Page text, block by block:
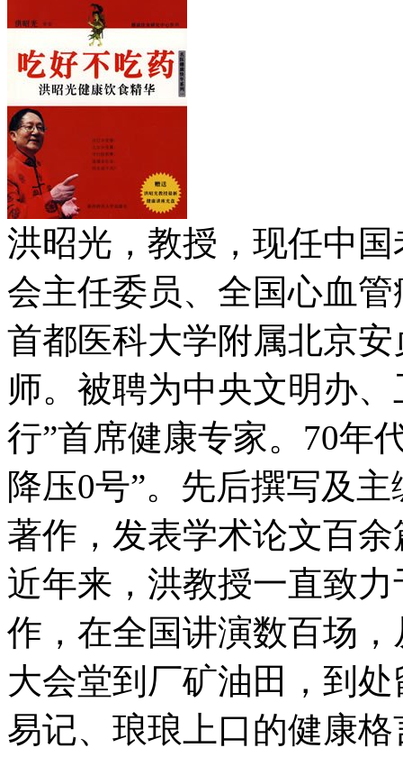
洪昭光，教授，现任中
会主任委员、全国心血
首都医科大学附属北京
师。被聘为中央文明办
行”首席健康专家。70年
降压0号”。先后撰写及
著作，发表学术论文百
近年来，洪教授一直致
作，在全国讲演数百场
大会堂到厂矿油田，到
易记、琅琅上口的健康